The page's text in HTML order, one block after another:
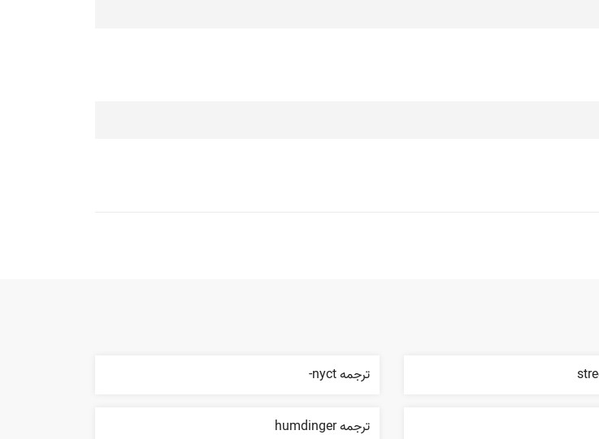
ترجمه nyct-
ترجمه humdinger